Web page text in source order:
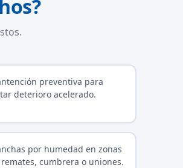
preventiva para
deterioro acelerado.
por humedad en zonas
cumbrera o uniones.